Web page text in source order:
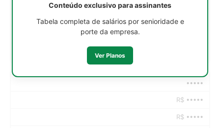
•••••
R$ •••••
R$ •••••
Conteúdo exclusivo para assinantes
Tabela completa de salários por senioridade e
porte da empresa.
Ver Planos